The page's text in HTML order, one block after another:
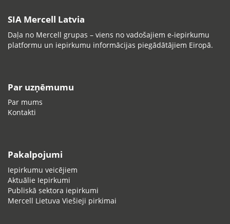
SIA Mercell Latvia
Daļa no Mercell grupas – viens no vadošajiem e-iepirkumu
platformu un iepirkumu informācijas piegādātājiem Eiropā.
Par uzņēmumu
Par mums
Kontakti
Pakalpojumi
Iepirkumu veicējiem
Aktuālie Iepirkumi
Publiskā sektora iepirkumi
Mercell Lietuva Viešieji pirkimai